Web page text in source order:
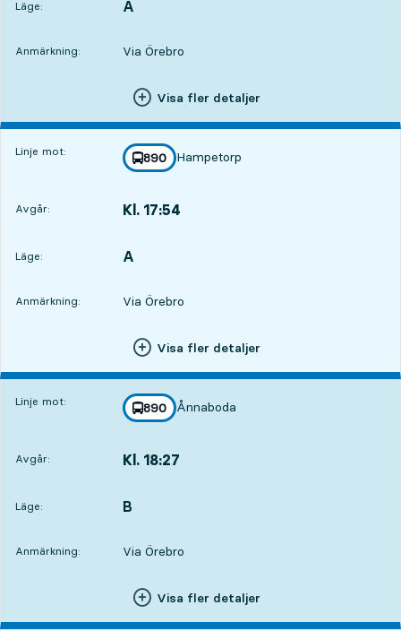
Läge:
LÄGE, A
,
Anmärkning: Via Örebro
Visa fler detaljer
Linje mot: linje
890
mot
Hampetorp
,
Avgår: Kl. 17:54
Läge:
LÄGE, A
,
Anmärkning: Via Örebro
Visa fler detaljer
Linje mot: linje
890
mot
Ånnaboda
,
Avgår: Kl. 18:27
Läge:
LÄGE, B
,
Anmärkning: Via Örebro
Visa fler detaljer